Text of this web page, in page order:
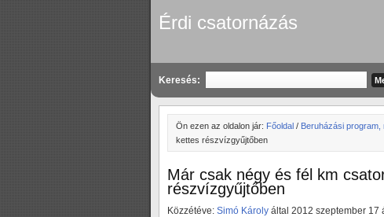
Érdi csatornázás
Keresés:
Ön ezen az oldalon jár: Főoldal / Beruházási program,
kettes részvízgyűjtőben
Már csak négy és fél km
részvízgyűjtőben
Közzétéve: Simó Károly által 2012 szeptember 17